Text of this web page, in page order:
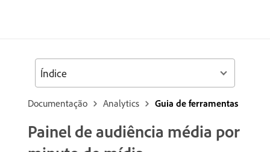
Documentação Analytics Guia de ferramentas
Painel de audiência média por
Índice